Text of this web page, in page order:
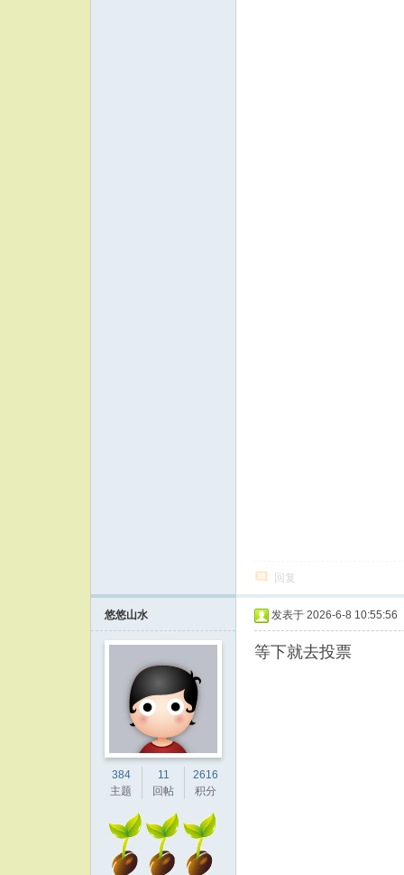
回复
悠悠山水
384
主题
11
回帖
2616
积分
发表于 2026-6-8 10:55:56
等下就去投票